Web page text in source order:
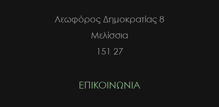
Λεωφόρος Δημοκρατίας 8
Μελίσσια
151 27
ΕΠΙΚΟΙΝΩΝΙΑ